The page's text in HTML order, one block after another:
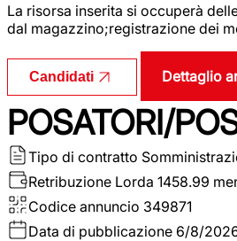
La risorsa inserita si occuperà
dal magazzino;registrazione dei
Candidati Dettaglio
POSATORI/
Tipo di contratto
Retribuzione Lorda 1458.99
Codice annuncio 349871
Data di pubblicazione 6/8/